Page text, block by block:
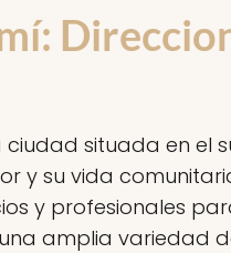
ciudad situada en el
y su vida
y profesionales
amplia variedad